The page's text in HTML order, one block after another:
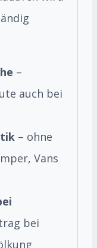
–
auch bei
– ohne
Vans
bei